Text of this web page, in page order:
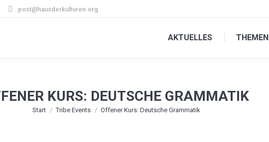
post@hausderkulturen.org
AKTUELLES THEMEN
KURS: DEUTSCHE GRAMMATIK
Sie befinden sich hier:
Start Tribe Events Offener Kurs: Deutsche Grammatik